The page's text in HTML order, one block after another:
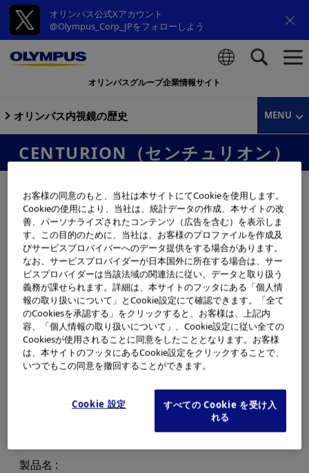
オリンパス公式Xアカウント
@Olympus_Corp_JPをフォローしよう
オリンパスグループ企業情報サイト
オリンパス内視鏡の歴史 MENU
CENTURION（センチュリオン）
製品名
お客様の同意のもと、当社は本サイトにてCookieを使用します。
Cookieの使用により、当社は、統計データの作成、本サイトの改
善、パーソナライズされたコンテンツ（広告を含む）を表示しま
す。この目的のために、当社は、お客様のプロファイルを作成及
びサービスプロバイバーへのデータ提供をする場合があります。
なお、サービスプロバイダーが日本国外に所在する場合は、サー
ビスプロバイダーは当該法域の関連法に従い、データと取り扱う
義務が課せられます。詳細は、本サイトのフッタにある「個人情
報の取り扱いについて」とCookie設定にて確認できます。「全て
のCookiesを承認する」をクリックすると、お客様は、上記内
容、「個人情報の取り扱いについて」、Cookie設定に従い全ての
Cookiesが使用されることに同意をしたこととなります。お客様
は、本サイトのフッタにあるCookie設定をクリックすることで、
いつでもこの同意を撤回することができます。
Cookie 設定
すべての Cookie を受け入
れる